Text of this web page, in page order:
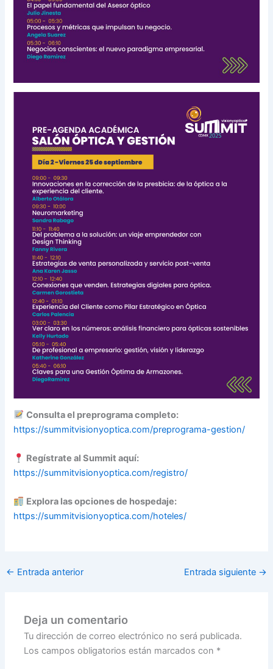
Consulta el preprograma completo:
https://summitvisionyoptica.com/preprograma-gestion/
Regístrate al Summit aquí:
https://summitvisionyoptica.com/registro/
Explora las opciones de hospedaje:
https://summitvisionyoptica.com/hoteles/
← Entrada anterior Entrada siguiente →
Deja un comentario
Tu dirección de correo electrónico no será publicada.
Los campos obligatorios están marcados con *